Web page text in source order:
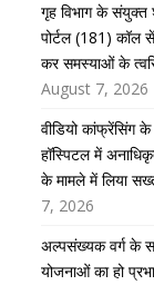
गृह विभाग के संयुक्त
पोर्टल (181) कॉल
कर समस्याओं के
August 7, 2026
वीडियो कांफ्रेंसिंग
हॉस्पिटल में
के मामले में लिया
7, 2026
अल्पसंख्यक वर्ग के
योजनाओं का हो